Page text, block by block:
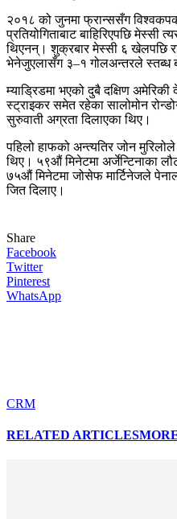
२०१८ को जुनमा फ्रान्ससँग
प्रतियोगिताबाट बाहिरिएपछि मेस्सी
थिएनन्। शुक्रबार मेस्सी ६ खेलपछि
भेनेजुएलासँग ३–१ गोलअन्तरले स्तब्ध
म्याड्रिडमा भएको दुबै दक्षिण
स्ट्राइकर समेत रहेका सालोमोन
सुरुवाती अग्रता दिलाएका थिए।
पहिलो हाफको अन्त्यतिर जोन
थिए। ५९औं मिनेटमा अर्जेन्टिनाका
७५औं मिनेटमा जोसेफ मार्टिनेजले
जित दिलाए।
Share
Facebook
Twitter
Pinterest
WhatsApp
CRM
RELATED ARTICLES